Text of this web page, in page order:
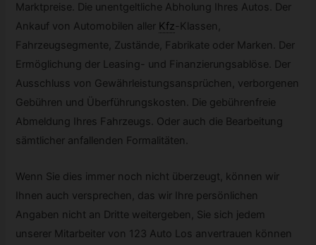
Marktpreise. Die unentgeltliche Abholung Ihres Autos. Der
Ankauf von Automobilen aller Kfz- Klassen,
Fahrzeugsegmente, Zustände, Fabrikate oder Marken. Der
Ermöglichung der Leasing- und Finanzierungsablöse. Der
Ausschluss von Gewährleistungsansprüchen, verborgenen
Gebühren und Überführungskosten. Die gebührenfreie
Abmeldung Ihres Fahrzeugs. Oder auch die Bearbeitung
sämtlicher anfallenden Formalitäten.
Wenn Sie dies immer noch nicht überzeugt, können wir
Ihnen auch versprechen, das wir Ihre persönlichen
Angaben nicht an Dritte weitergeben, Sie sich jedem
unserer Mitarbeiter von 123 Auto Los anvertrauen können